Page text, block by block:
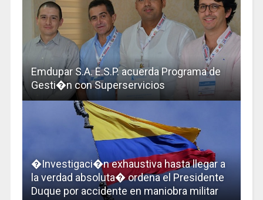
Emdupar S.A. E.S.P. acuerda Programa de
Gesti�n con Superservicios
�Investigaci�n exhaustiva hasta llegar a
la verdad absoluta� ordena el Presidente
Duque por accidente en maniobra militar